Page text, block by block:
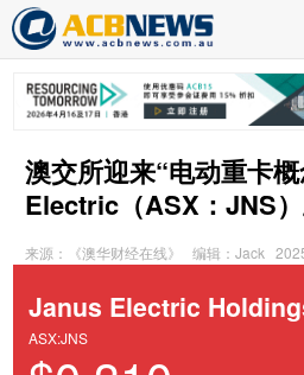
澳交所迎来“电动重卡
Electric（ASX：JNS
来源：《澳华财经在线》 编辑：Jack